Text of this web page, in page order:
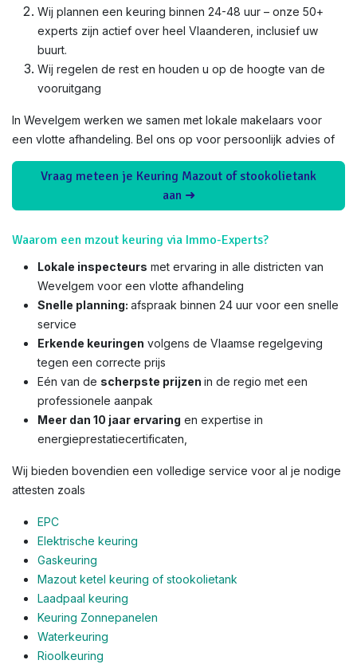
Wij plannen een keuring binnen 24-48 uur – onze 50+
experts zijn actief over heel Vlaanderen, inclusief uw
buurt.
Wij regelen de rest en houden u op de hoogte van de
vooruitgang
In Wevelgem werken we samen met lokale makelaars voor
een vlotte afhandeling. Bel ons op voor persoonlijk advies of
Vraag meteen je Keuring Mazout of stookolietank
aan ➜
Waarom een mzout keuring via Immo-Experts?
Lokale inspecteurs met ervaring in alle districten van
Wevelgem voor een vlotte afhandeling
Snelle planning: afspraak binnen 24 uur voor een snelle
service
Erkende keuringen volgens de Vlaamse regelgeving
tegen een correcte prijs
Eén van de scherpste prijzen in de regio met een
professionele aanpak
Meer dan 10 jaar ervaring en expertise in
energieprestatiecertificaten,
Wij bieden bovendien een volledige service voor al je nodige
attesten zoals
EPC
Elektrische keuring
Gaskeuring
Mazout ketel keuring of stookolietank
Laadpaal keuring
Keuring Zonnepanelen
Waterkeuring
Rioolkeuring